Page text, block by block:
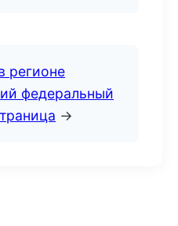
регионе
федеральный
→